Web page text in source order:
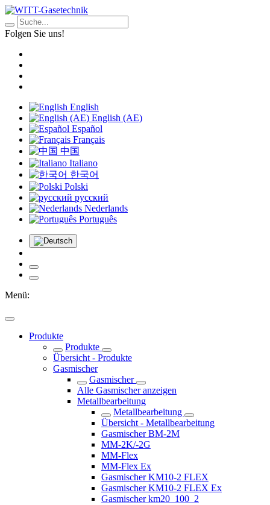
Folgen Sie uns!
English
English (AE)
Español
Français
中国
Italiano
한국어
Polski
русский
Nederlands
Português
Menü:
Produkte
Produkte
Übersicht - Produkte
Gasmischer
Gasmischer
Alle Gasmischer anzeigen
Metallbearbeitung
Metallbearbeitung
Übersicht - Metallbearbeitung
Gasmischer BM-2M
MM-2K/-2G
MM-Flex
MM-Flex Ex
Gasmischer KM10-2 FLEX
Gasmischer KM10-2 FLEX Ex
Gasmischer km20_100_2